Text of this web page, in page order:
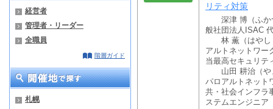
経営者
管理者・リーダー
全職員
階層ガイド
札幌
リティ対策
深津 博（ふか
般社団法人ISAC
林 薫（はやし
アルトネットワー
当最高セキュリテ
山田 耕治（や
パロアルトネット
共・社会インフ
ステムエンジニア